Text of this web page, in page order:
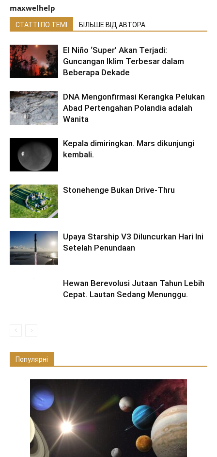
maxwelhelp
СТАТТІ ПО ТЕМІ БІЛЬШЕ ВІД АВТОРА
El Niño ‘Super’ Akan Terjadi:
Guncangan Iklim Terbesar dalam
Beberapa Dekade
DNA Mengonfirmasi Kerangka Pelukan
Abad Pertengahan Polandia adalah
Wanita
Kepala dimiringkan. Mars dikunjungi
kembali.
Stonehenge Bukan Drive-Thru
Upaya Starship V3 Diluncurkan Hari Ini
Setelah Penundaan
Hewan Berevolusi Jutaan Tahun Lebih
Cepat. Lautan Sedang Menunggu.
Популярні